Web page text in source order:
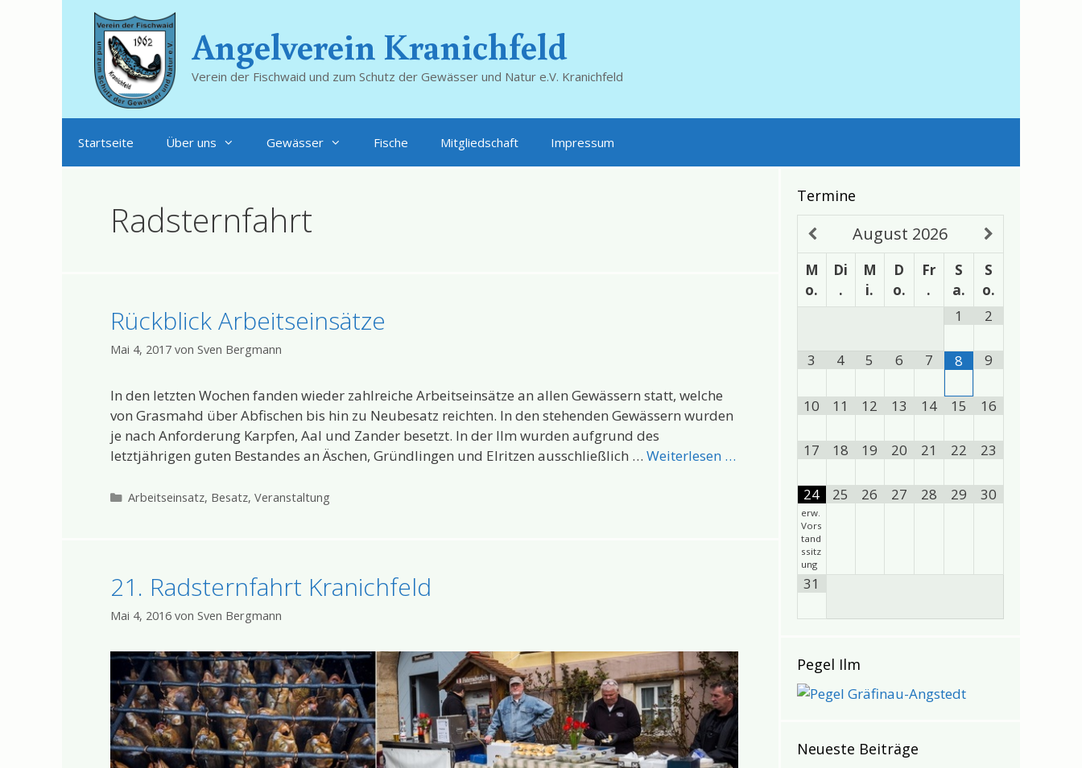
Angelverein Kranichfeld
Verein der Fischwaid und zum Schutz der Gewässer und Natur e.V. Kranichfeld
Startseite Über uns Gewässer Fische Mitgliedschaft Impressum
Radsternfahrt
Rückblick Arbeitseinsätze
Mai 4, 2017 von Sven Bergmann
In den letzten Wochen fanden wieder zahlreiche Arbeitseinsätze an allen Gewässern statt, welche
von Grasmahd über Abfischen bis hin zu Neubesatz reichten. In den stehenden Gewässern wurden
je nach Anforderung Karpfen, Aal und Zander besetzt. In der Ilm wurden aufgrund des
letztjährigen guten Bestandes an Äschen, Gründlingen und Elritzen ausschließlich … Weiterlesen …
Kategorien
Arbeitseinsatz, Besatz, Veranstaltung
21. Radsternfahrt Kranichfeld
Mai 4, 2016 von Sven Bergmann
Termine
August 2026
M
o.
Di
.
M
i.
D
o.
Fr
.
S
a.
S
o.
1
2
3 4 5 6 7 8 9
10 11 12 13 14 15 16
17 18 19 20 21 22 23
24
erw.
Vors
tand
ssitz
ung
25 26 27 28 29 30
31
Pegel Ilm
Neueste Beiträge